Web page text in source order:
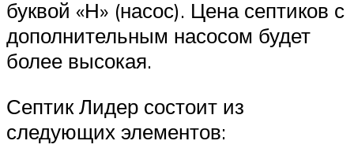
буквой «Н» (насос). Цена септиков с
дополнительным насосом будет
более высокая.
Септик Лидер состоит из
следующих элементов: